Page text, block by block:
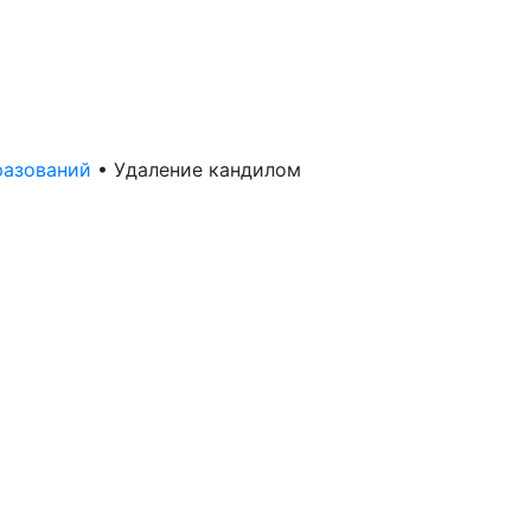
• Удаление кандилом